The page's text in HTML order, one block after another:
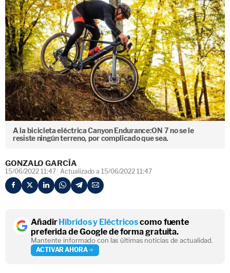
A la bicicleta eléctrica Canyon Endurance:ON 7 no se le
resiste ningún terreno, por complicado que sea.
GONZALO GARCÍA
15/06/2022 11:47 Actualizado a 15/06/2022 11:47
AñadirHíbridos y Eléctricoscomo fuente
preferida de Google de forma gratuita.
Mantente informado con las últimas noticias de actualidad.
ACTIVAR AHORA